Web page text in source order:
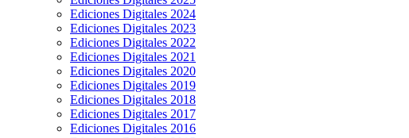
Ediciones Digitales 2024
Ediciones Digitales 2023
Ediciones Digitales 2022
Ediciones Digitales 2021
Ediciones Digitales 2020
Ediciones Digitales 2019
Ediciones Digitales 2018
Ediciones Digitales 2017
Ediciones Digitales 2016